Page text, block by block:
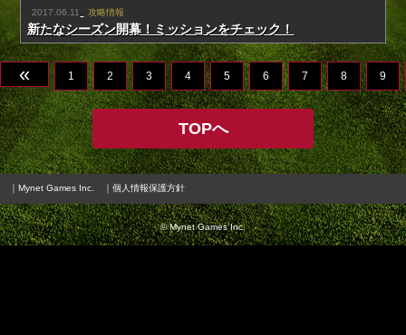
2017.06.11 攻略情報
新たなシーズン開幕！ミッションをチェック！
« 1 2 3 4 5 6 7 8 9
TOPへ
｜Mynet Games Inc. ｜個人情報保護方針
© Mynet Games Inc.